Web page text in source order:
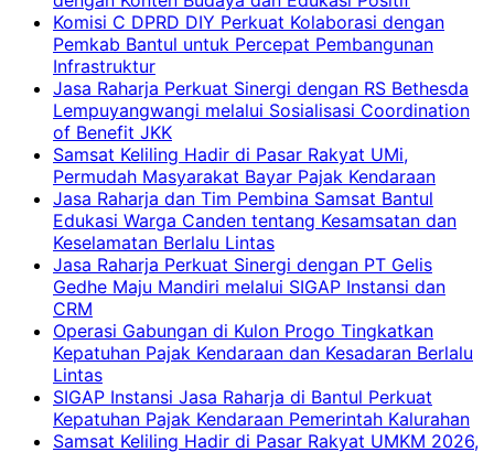
Komisi C DPRD DIY Perkuat Kolaborasi dengan
Pemkab Bantul untuk Percepat Pembangunan
Infrastruktur
Jasa Raharja Perkuat Sinergi dengan RS Bethesda
Lempuyangwangi melalui Sosialisasi Coordination
of Benefit JKK
Samsat Keliling Hadir di Pasar Rakyat UMi,
Permudah Masyarakat Bayar Pajak Kendaraan
Jasa Raharja dan Tim Pembina Samsat Bantul
Edukasi Warga Canden tentang Kesamsatan dan
Keselamatan Berlalu Lintas
Jasa Raharja Perkuat Sinergi dengan PT Gelis
Gedhe Maju Mandiri melalui SIGAP Instansi dan
CRM
Operasi Gabungan di Kulon Progo Tingkatkan
Kepatuhan Pajak Kendaraan dan Kesadaran Berlalu
Lintas
SIGAP Instansi Jasa Raharja di Bantul Perkuat
Kepatuhan Pajak Kendaraan Pemerintah Kalurahan
Samsat Keliling Hadir di Pasar Rakyat UMKM 2026,